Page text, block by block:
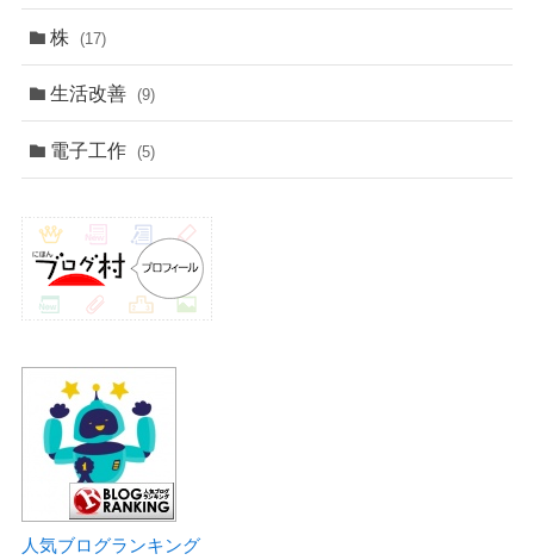
株 (17)
生活改善 (9)
電子工作 (5)
人気ブログランキング